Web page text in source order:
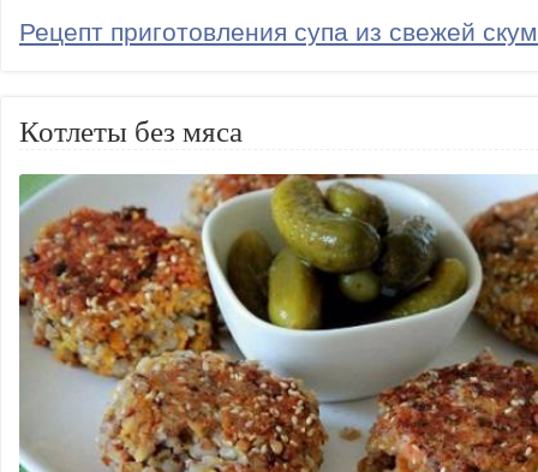
Рецепт приготовления супа из свежей
Котлеты без мяса